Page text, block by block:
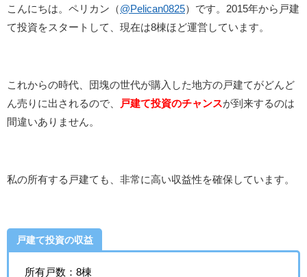
こんにちは。ペリカン（ @Pelican0825）です。2015年から戸建
て投資をスタートして、現在は8棟ほど運営しています。
これからの時代、団塊の世代が購入した地方の戸建てがどんど
ん売りに出されるので、
戸建て投資のチャンスが到来するのは
間違いありません。
私の所有する戸建ても、非常に高い収益性を確保しています。
戸建て投資の収益
所有戸数：8棟